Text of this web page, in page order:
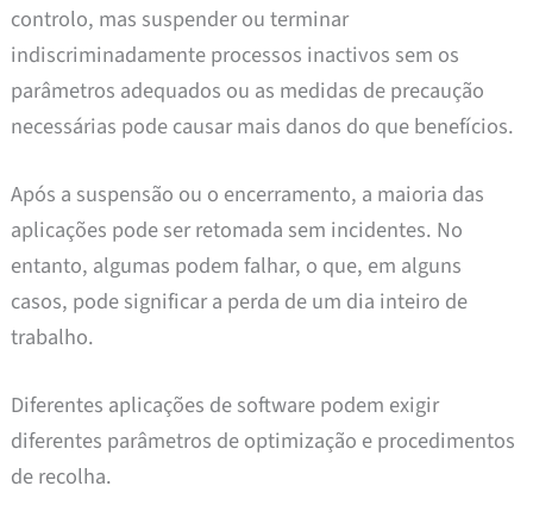
controlo, mas suspender ou terminar
indiscriminadamente processos inactivos sem os
parâmetros adequados ou as medidas de precaução
necessárias pode causar mais danos do que benefícios.
Após a suspensão ou o encerramento, a maioria das
aplicações pode ser retomada sem incidentes. No
entanto, algumas podem falhar, o que, em alguns
casos, pode significar a perda de um dia inteiro de
trabalho.
Diferentes aplicações de software podem exigir
diferentes parâmetros de optimização e procedimentos
de recolha.